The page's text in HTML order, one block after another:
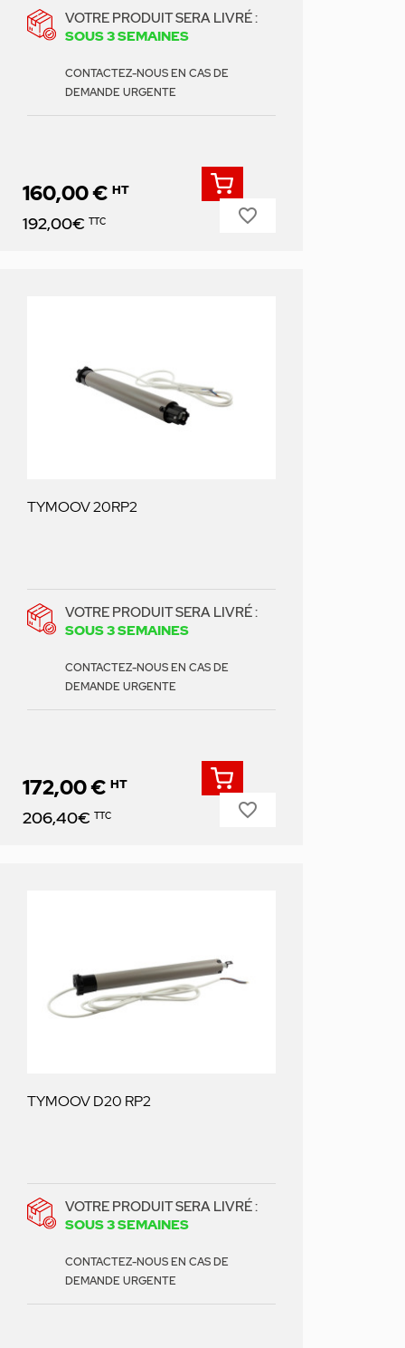
VOTRE PRODUIT SERA LIVRÉ :
SOUS 3 SEMAINES
CONTACTEZ-NOUS EN CAS DE
DEMANDE URGENTE
Prix
160,00 € HT
192,00€ TTC favorite_border
TYMOOV 20RP2
VOTRE PRODUIT SERA LIVRÉ :
SOUS 3 SEMAINES
CONTACTEZ-NOUS EN CAS DE
DEMANDE URGENTE
Prix
172,00 € HT
206,40€ TTC favorite_border
TYMOOV D20 RP2
VOTRE PRODUIT SERA LIVRÉ :
SOUS 3 SEMAINES
CONTACTEZ-NOUS EN CAS DE
DEMANDE URGENTE